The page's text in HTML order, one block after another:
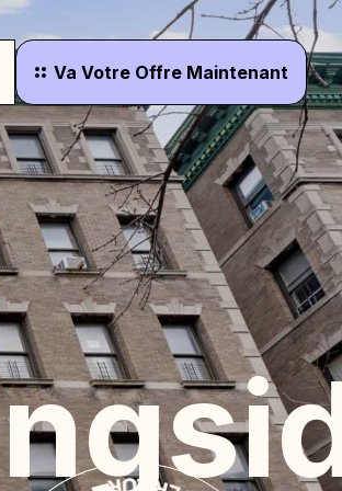
Va Votre Offre Maintenant